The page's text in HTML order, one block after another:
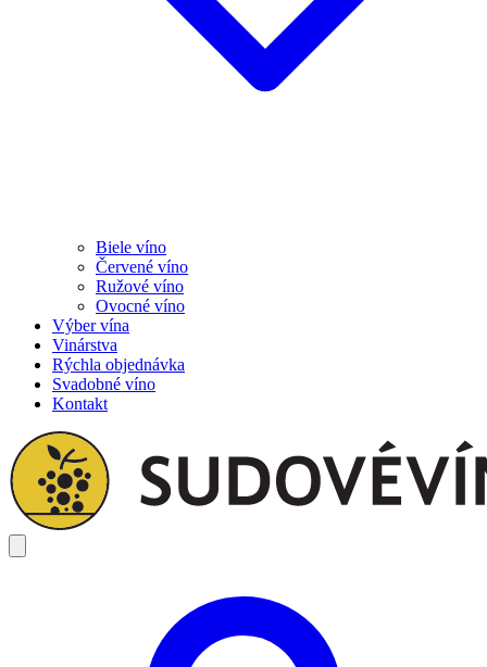
Biele víno
Červené víno
Ružové víno
Ovocné víno
Výber vína
Vinárstva
Rýchla objednávka
Svadobné víno
Kontakt